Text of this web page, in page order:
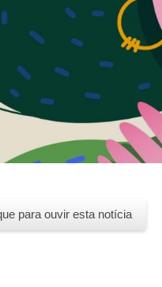
para ouvir esta notícia